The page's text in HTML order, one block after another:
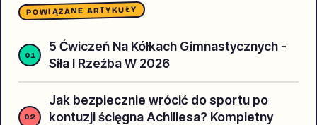
POWIĄZANE ARTYKUŁY
5 Ćwiczeń Na Kółkach Gimnastycznych -
Siła I Rzeźba W 2026
Jak bezpiecznie wrócić do sportu po
kontuzji ścięgna Achillesa? Kompletny